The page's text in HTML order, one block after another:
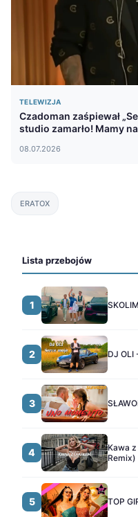
TELEWIZJA
Czadoman zaśpiewał
studio zamarło! Mamy
08.07.2026
ERATOX
Lista przebojów
1
2 DJ OLI
3
4
Kawa
Remix)
5 TOP